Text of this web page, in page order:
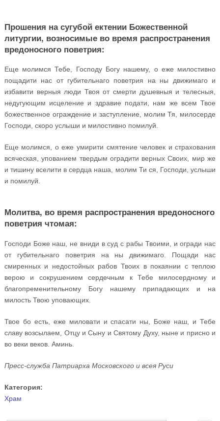
Прошения на сугубой ектении Божественной
литургии, возносимые во время распространения
вредоносного поветрия:
Еще молимся Тебе, Господу Богу нашему, о еже милостивно
пощадити нас от губительнаго поветрия на ны движимаго и
избавити верныя люди Твоя от смерти душевныя и телесныя,
недугующим исцеление и здравие подати, нам же всем Твое
божественное ограждение и заступление, молим Тя, милосерде
Господи, скоро услыши и милостивно помилуй.
Еще молимся, о еже умирити смятение человек и страхования
всяческая, упованием твердым оградити верных Своих, мир же
и тишину вселити в сердца наша, молим Ти ся, Господи, услыши
и помилуй.
Молитва, во время распространения вредоносного
поветрия чтомая:
Господи Боже наш, не вниди в суд с рабы Твоими, и огради нас
от губительнаго поветрия на ны движимаго. Пощади нас
смиренных и недостойных рабов Твоих в покаянии с теплою
верою и сокрушением сердечным к Тебе милосердному и
благопременительному Богу нашему припадающих и на
милость Твою уповающих.
Твое бо есть, еже миловати и спасати ны, Боже наш, и Тебе
славу возсылаем, Отцу и Сыну и Святому Духу, ныне и присно и
во веки веков. Аминь.
Пресс-служба Патриарха Московского и всея Руси
Категория:
Храм